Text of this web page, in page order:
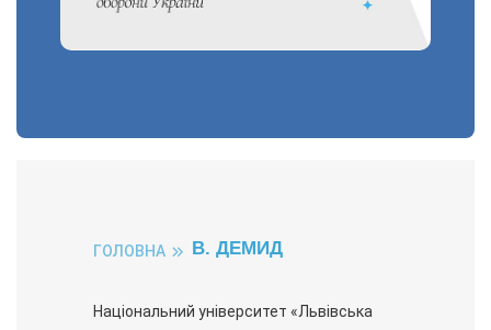
ГОЛОВНА В. ДЕМИД
Національний університет «Львівська